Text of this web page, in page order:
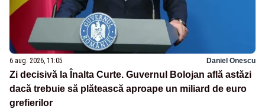
6 aug. 2026, 11:05 Daniel Onescu
Zi decisivă la Înalta Curte. Guvernul Bolojan află astăzi
dacă trebuie să plătească aproape un miliard de euro
grefierilor